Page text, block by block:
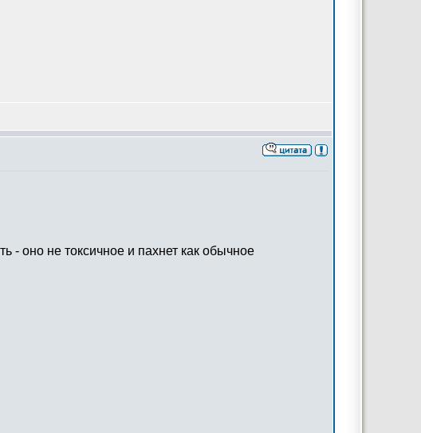
- оно не токсичное и пахнет как обычное